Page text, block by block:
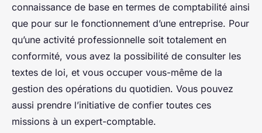
connaissance de base en termes de comptabilité ainsi
que pour sur le fonctionnement d’une entreprise. Pour
qu’une activité professionnelle soit totalement en
conformité, vous avez la possibilité de consulter les
textes de loi, et vous occuper vous-même de la
gestion des opérations du quotidien. Vous pouvez
aussi prendre l’initiative de confier toutes ces
missions à un expert-comptable.